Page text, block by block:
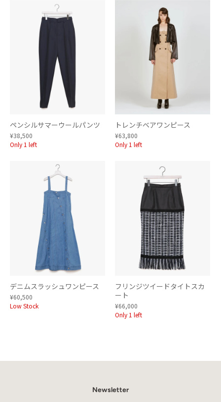
ペンシルサマーウールパンツ
¥38,500
Only 1 left
トレンチベアワンピース
¥63,800
Only 1 left
デニムスラッシュワンピース
¥60,500
Low Stock
フリンジツイードタイトスカ
ート
¥66,000
Only 1 left
Newsletter